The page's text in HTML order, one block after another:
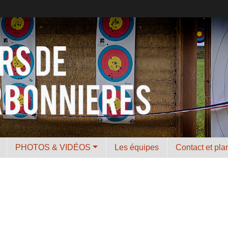
PHOTOS & VIDÉOS Les équipes Contact et